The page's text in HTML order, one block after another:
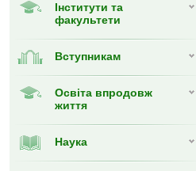
Інститути та
факультети
Вступникам
Освіта впродовж
життя
Наука